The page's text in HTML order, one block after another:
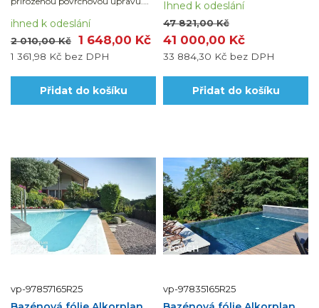
(uvedená cena je za 1 bm fólie šířky
21...
2 010,00 Kč 1 648,00 Kč
1 361,98 Kč bez DPH
ihned k odeslání
Přidat do košíku
47 821,00 Kč
41 000,00 Kč
33 884,30 Kč bez DPH
Ihned k odeslání
Přidat do košíku
vp-97857165R25 vp-97835165R25